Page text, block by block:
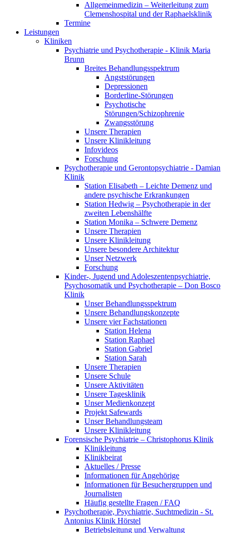
Allgemeinmedizin – Weiterleitung zum
Clemenshospital und der Raphaelsklinik
Termine
Leistungen
Kliniken
Psychiatrie und Psychotherapie - Klinik Maria
Brunn
Breites Behandlungsspektrum
Angststörungen
Depressionen
Borderline-Störungen
Psychotische
Störungen/Schizophrenie
Zwangsstörung
Unsere Therapien
Unsere Klinikleitung
Infovideos
Forschung
Psychotherapie und Gerontopsychiatrie - Damian
Klinik
Station Elisabeth – Leichte Demenz und
andere psychische Erkrankungen
Station Hedwig – Psychotherapie in der
zweiten Lebenshälfte
Station Monika – Schwere Demenz
Unsere Therapien
Unsere Klinikleitung
Unsere besondere Architektur
Unser Netzwerk
Forschung
Kinder-, Jugend und Adoleszentenpsychiatrie,
Psychosomatik und Psychotherapie – Don Bosco
Klinik
Unser Behandlungsspektrum
Unsere Behandlungskonzepte
Unsere vier Fachstationen
Station Helena
Station Raphael
Station Gabriel
Station Sarah
Unsere Therapien
Unsere Schule
Unsere Aktivitäten
Unsere Tagesklinik
Unser Medienkonzept
Projekt Safewards
Unser Behandlungsteam
Unsere Klinikleitung
Forensische Psychiatrie – Christophorus Klinik
Klinikleitung
Klinikbeirat
Aktuelles / Presse
Informationen für Angehörige
Informationen für Besuchergruppen und
Journalisten
Häufig gestellte Fragen / FAQ
Psychotherapie, Psychiatrie, Suchtmedizin - St.
Antonius Klinik Hörstel
Betriebsleitung und Verwaltung